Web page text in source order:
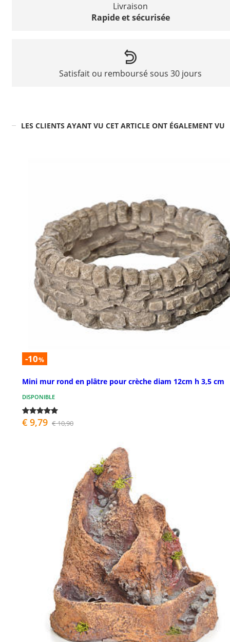
Livraison
Rapide et sécurisée
Satisfait ou remboursé sous 30 jours
LES CLIENTS AYANT VU CET ARTICLE ONT ÉGALEMENT VU
-10%
Mini mur rond en plâtre pour crèche diam 12cm h 3,5 cm
DISPONIBLE
€ 9,79 € 10,90